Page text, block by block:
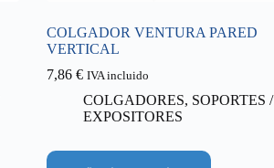
COLGADOR VENTURA PARED
VERTICAL
7,86 € IVA incluido
COLGADORES, SOPORTES /
EXPOSITORES